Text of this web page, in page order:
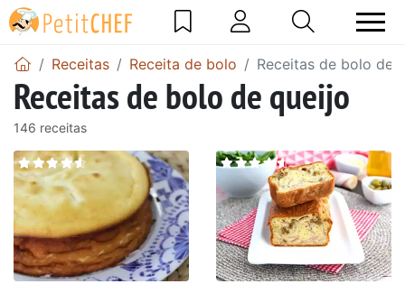
Receitas Receita de bolo Receitas de bolo de
Receitas de bolo de queijo
146 receitas